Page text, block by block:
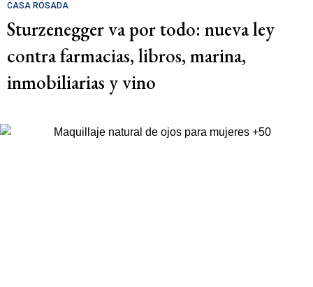
CASA ROSADA
Sturzenegger va por todo: nueva ley
contra farmacias, libros, marina,
inmobiliarias y vino